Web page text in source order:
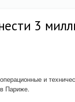
3
и
Париже.